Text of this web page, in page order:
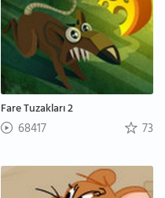
Fare Tuzakları 2
68417 73